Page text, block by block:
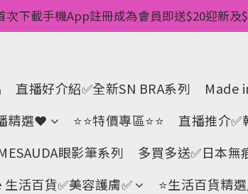
💥 ✅一件起包順豐 ✅第二件起減$20 ✅第
次下載手機App註冊成為會員即送$20迎新及
費儲積分當購物金用🌟消費1元有1分 🌟累
💥 ✅一件起包順豐 ✅第二件起減$20 ✅第
直播好介紹✅全新SN BRA系列
Made
精選❤
⭐⭐特價專區⭐⭐
直播推介✅
眼影筆系列
多買多送✅️日本
活百貨✅美容護膚✅
⭐生活百貨精